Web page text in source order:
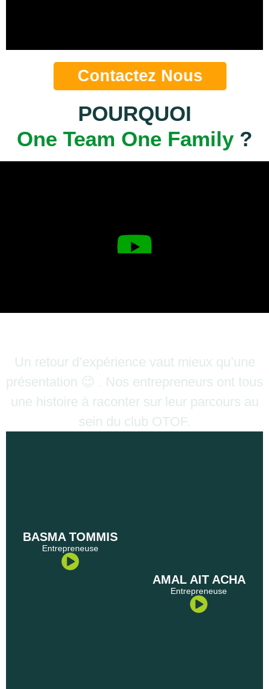
Contactez Nous
POURQUOI
One Team One Family ?
Un retour d’expérience vaut mieux qu’une
présentation 😉 . Nos entrepreneurs ont tous
une histoire à raconter sur leur parcours au
sein du club OTOF.
BASMA TOMMIS
Entrepreneuse
AMAL AIT ACHA
Entrepreneuse